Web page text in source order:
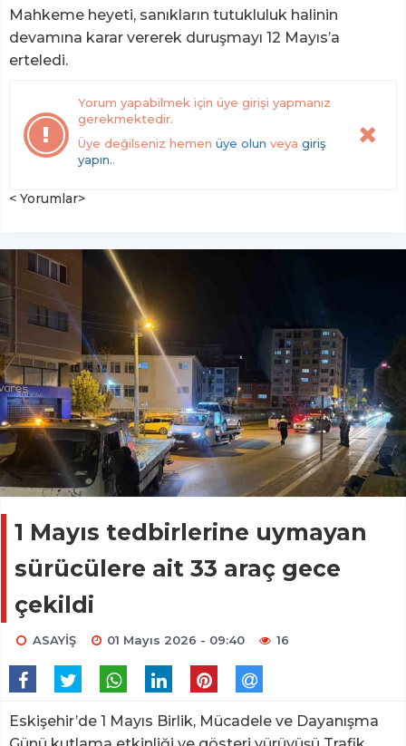
Mahkeme heyeti, sanıkların tutukluluk halinin
devamına karar vererek duruşmayı 12 Mayıs’a
erteledi.
Yorum yapabilmek için üye girişi yapmanız
gerekmektedir.
Üye değilseniz hemen üye olun veya giriş
yapın..
< Yorumlar>
1 Mayıs tedbirlerine uymayan
sürücülere ait 33 araç gece
çekildi
ASAYİŞ 01 Mayıs 2026 - 09:40 16
Eskişehir’de 1 Mayıs Birlik, Mücadele ve Dayanışma